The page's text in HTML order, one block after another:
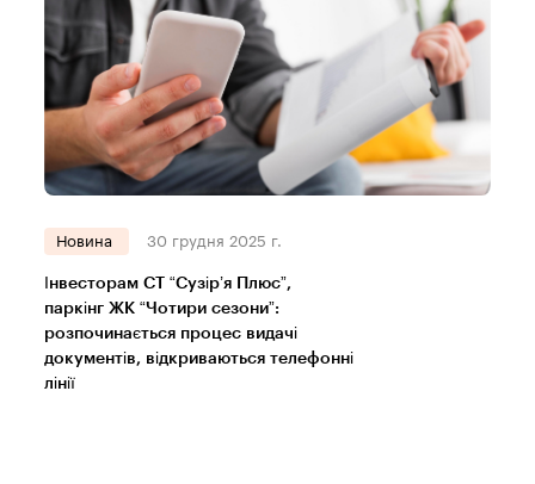
Новина 30 грудня 2025 г.
Інвесторам СТ “Сузір’я Плюс”,
паркінг ЖК “Чотири сезони”:
розпочинається процес видачі
документів, відкриваються телефонні
лінії